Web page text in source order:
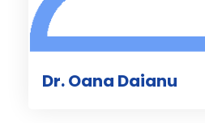
Dr. Oana Daianu